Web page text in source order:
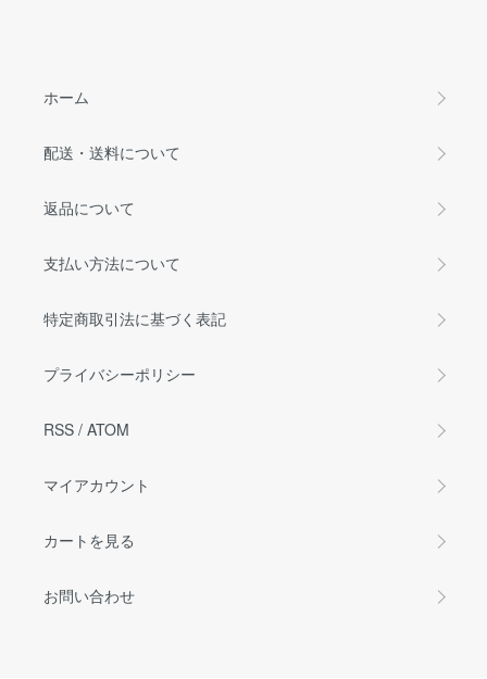
ホーム
配送・送料について
返品について
支払い方法について
特定商取引法に基づく表記
プライバシーポリシー
RSS / ATOM
マイアカウント
カートを見る
お問い合わせ